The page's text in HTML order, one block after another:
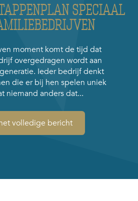
SPECIAAL
moment komt de tijd dat
overgedragen wordt aan
Ieder bedrijf denkt
die er bij hen spelen uniek
niemand anders dat...
volledige bericht